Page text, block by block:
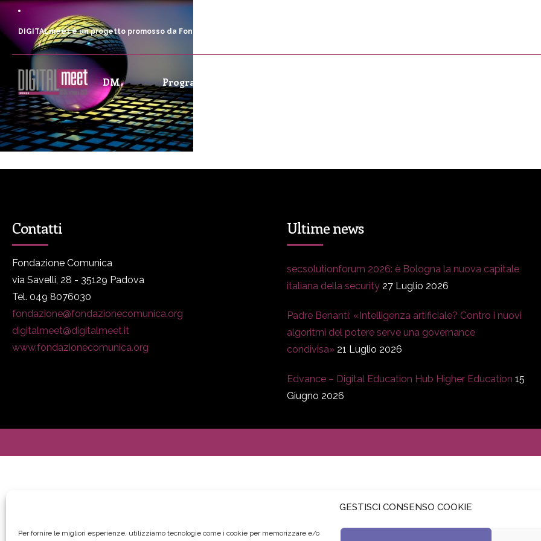
GESTISCI CONSENSO COOKIE
Per fornire le migliori esperienze, utilizziamo tecnologie come i cookie per memorizzare e/o
DIGITALmeet è un progetto promosso da Fondazione Comunica
DM Programma
Contatti
Fondazione Comunica
via Savelli, 28 - 35129 Padova
Tel. 049 8076030
fondazione@fondazionecomunica.org
digitalmeet@digitalmeet.it
www.fondazionecomunica.org
Ultime news
secsolutionforum 2026: è Bologna la nuova capitale
italiana della security 27 Luglio 2026
Padre Benanti: «Intelligenza artificiale? Contro i nuovi
algoritmi del potere serve una governance
condivisa» 21 Luglio 2026
Edvance – Digital Education Hub Higher Education 15
Giugno 2026